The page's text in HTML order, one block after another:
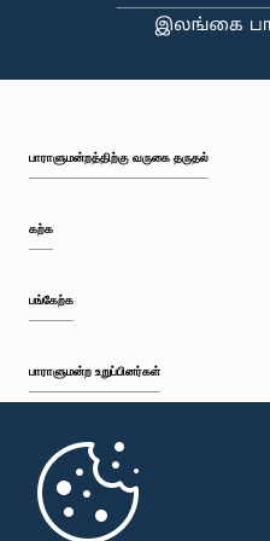
பி.ப. 2:35 - பி.ப. 2:42
பி.ப. 2:48 - பி.ப. 2:53
பி.ப. 2:59 - பி.ப. 3:09
பாராளுமன்றத்திற்கு வருகை தருதல்
கற்க
பங்கேற்க
பாராளுமன்ற உறுப்பினர்கள்
முதற்பக்கம்